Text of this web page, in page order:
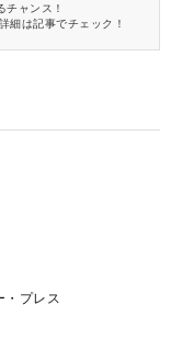
ャンス！
細は記事でチェック！
・プレス